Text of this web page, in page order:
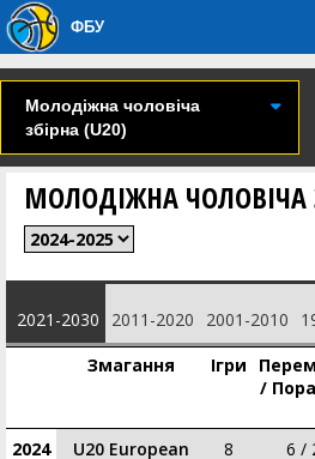
ФБУ
Молодіжна чоловіча
збірна (U20)
МОЛОДІЖНА ЧОЛОВІЧА
2021-2030 2011-2020 2001-2010
Змагання
Ігри
/
2024
U20 European
8
6 /